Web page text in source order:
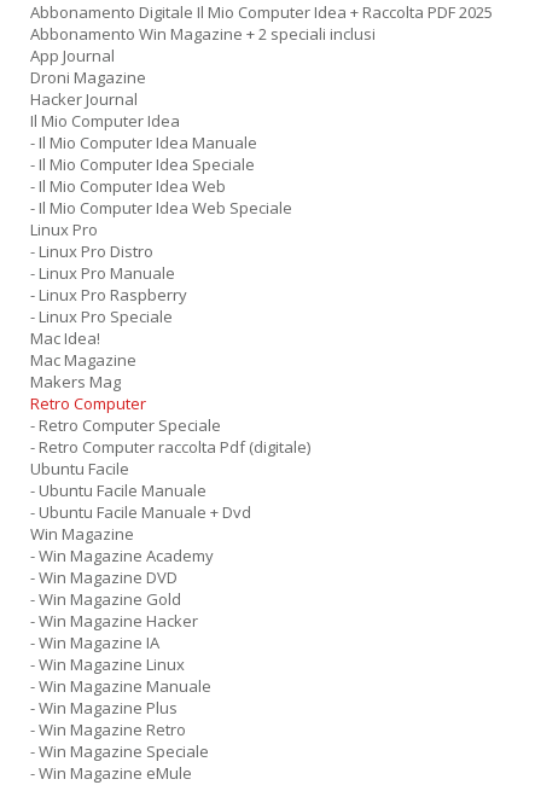
Abbonamento Digitale Il Mio Computer Idea + Raccolta PDF 2025
Abbonamento Win Magazine + 2 speciali inclusi
App Journal
Droni Magazine
Hacker Journal
Il Mio Computer Idea
- Il Mio Computer Idea Manuale
- Il Mio Computer Idea Speciale
- Il Mio Computer Idea Web
- Il Mio Computer Idea Web Speciale
Linux Pro
- Linux Pro Distro
- Linux Pro Manuale
- Linux Pro Raspberry
- Linux Pro Speciale
Mac Idea!
Mac Magazine
Makers Mag
Retro Computer
- Retro Computer Speciale
- Retro Computer raccolta Pdf (digitale)
Ubuntu Facile
- Ubuntu Facile Manuale
- Ubuntu Facile Manuale + Dvd
Win Magazine
- Win Magazine Academy
- Win Magazine DVD
- Win Magazine Gold
- Win Magazine Hacker
- Win Magazine IA
- Win Magazine Linux
- Win Magazine Manuale
- Win Magazine Plus
- Win Magazine Retro
- Win Magazine Speciale
- Win Magazine eMule